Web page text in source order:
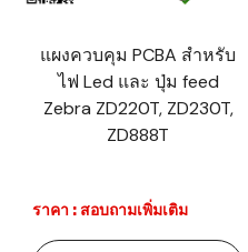
แผงควบคุม PCBA สำหรับ
ไฟ Led และ ปุ่ม feed
Zebra ZD220T, ZD230T,
ZD888T
ราคา : สอบถามเพิ่มเติม